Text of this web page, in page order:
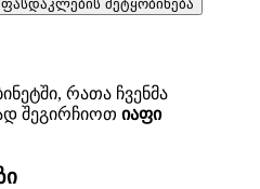
ფასდაკლების შეტყობინება
რათა ჩვენმა
შეგირჩიოთ იაფი